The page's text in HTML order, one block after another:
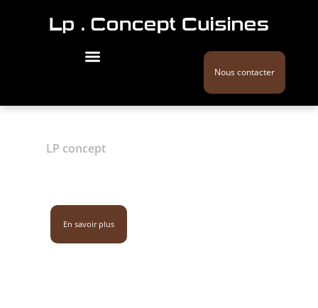
Nous contacter
LP concept
En savoir plus